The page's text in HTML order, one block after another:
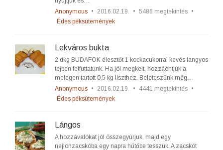
Anonymous • 2016.02.19. • 5486 megtekintés •
Édes péksütemények
Lekváros bukta
2 dkg BUDAFOK élesztőt 1 kockacukorral kevés langyos
tejben felfuttatunk. Ha jól megkelt, hozzáöntjük a
melegen tartott 0,5 kg liszthez. Beleteszünk még…
Anonymous • 2016.02.19. • 4441 megtekintés •
Édes péksütemények
Lángos
A hozzávalókat jól összegyúrjuk, majd egy
nejlonzacskóba egy napra hűtőbe tesszük. A zacskót